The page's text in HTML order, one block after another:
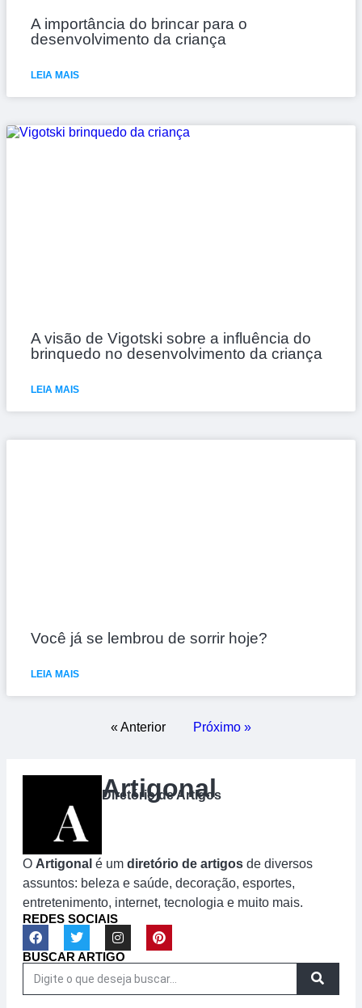
A importância do brincar para o
desenvolvimento da criança
LEIA MAIS
A visão de Vigotski sobre a influência do
brinquedo no desenvolvimento da criança
LEIA MAIS
Você já se lembrou de sorrir hoje?
LEIA MAIS
« Anterior Próximo »
Artigonal
Diretório de Artigos
O Artigonal é um diretório de artigos de diversos
assuntos: beleza e saúde, decoração, esportes,
entretenimento, internet, tecnologia e muito mais.
REDES SOCIAIS
BUSCAR ARTIGO